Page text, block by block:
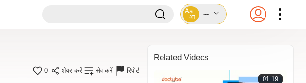
Aa
आ
---
0 शेयर करें सेव करें रिपोर्ट
Related Videos
01:19